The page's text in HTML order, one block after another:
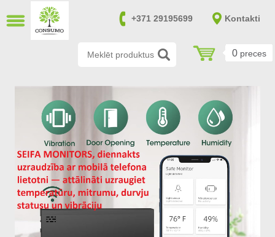
+371 29195699 Kontakti
0 preces
AIZVĒRT
Ugunsdroši seifi (39)
Ieroču un munīcijas seifi (151)
Seifi nelielu vērtību uzglabāšanai
(20)
Seifi atbilstoši SAB un NATO
prasībām (0)